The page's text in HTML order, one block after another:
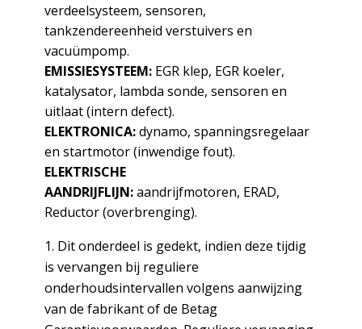
verdeelsysteem, sensoren,
tankzendereenheid verstuivers en
vacuümpomp.
EMISSIESYSTEEM:EGR klep, EGR koeler,
katalysator, lambda sonde, sensoren en
uitlaat (intern defect).
ELEKTRONICA:dynamo, spanningsregelaar
en startmotor (inwendige fout).
ELEKTRISCHE
AANDRIJFLIJN:aandrijfmotoren, ERAD,
Reductor (overbrenging).
Dit onderdeel is gedekt, indien deze tijdig
is vervangen bij reguliere
onderhoudsintervallen volgens aanwijzing
van de fabrikant of de Betag